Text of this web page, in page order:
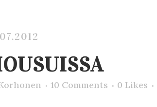
10 Comments 0 Likes